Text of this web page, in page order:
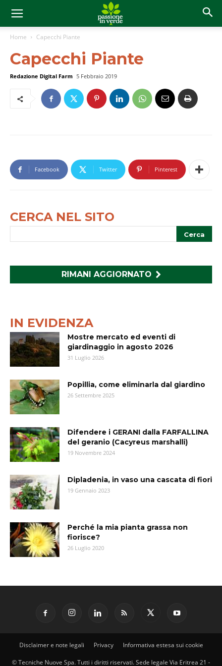
Home Capecchi Piante
Capecchi Piante
Redazione Digital Farm 5 Febbraio 2019
Facebook Twitter Pinterest
CERCA NEL SITO
RIMANI AGGIORNATO
IN EVIDENZA
Mostre mercato ed eventi di
giardinaggio in agosto 2026
31 Luglio 2026
Popillia, come eliminarla dal giardino
26 Settembre 2025
Difendere i GERANI dalla FARFALLINA
del geranio (Cacyreus marshalli)
19 Novembre 2024
Dipladenia, in vaso una cascata di fiori
19 Gennaio 2023
Perché la mia pianta grassa non
fiorisce?
26 Luglio 2020
Disclaimer e note legali Privacy Informativa estesa sui cookie
© Tecniche Nuove Spa. Tutti i diritti riservati. Sede legale Via Eritrea 21 -